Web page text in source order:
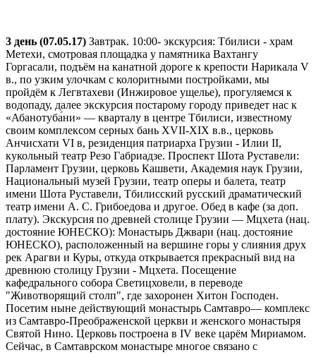
3 день (07.05.17) Завтрак. 10:00- экскурсия: Тбилиси - храм
Метехи, смотровая площадка у памятника Вахтангу
Горгасали, подъём на канатной дороге к крепости Нарикала V
в., по узким улочкам с колоритными постройками, мы
пройдём к Легвтахеви (Инжировое ущелье), прогуляемся к
водопаду, далее экскурсия постарому городу приведет нас к
«Абанотуба́ни» — кварталу в центре Тбилиси, известному
своим комплексом серных бань XVII-XIX в.в., церковь
Анчисхати VI в, резиденция патриарха Грузии - Илии II,
кукольный театр Резо Габриадзе. Проспект Шота Руставели:
Парламент Грузии, церковь Кашвети, Академия наук Грузии,
Национальный музей Грузии, театр оперы и балета, театр
имени Шота Руставели, Тбилисский русский драматический
театр имени А. С. Грибоедова и другое. Обед в кафе (за доп.
плату). Экскурсия по древней столице Грузии — Мцхета (нац.
достояние ЮНЕСКО): Монастырь Джвари (нац. достояние
ЮНЕСКО), расположенный на вершине горы у слияния друх
рек Арагви и Куры, откуда открывается прекрасный вид на
древнюю столицу Грузии - Мцхета. Посещение
кафедрального собора Светицховели, в переводе
"Животворящий столп", где захоронен Хитон Господен.
Посетим ныне действующий монастырь Самтавро— комплекс
из Самтавро-Преображенской церкви и женского монастыря
Святой Нино. Церковь построена в IV веке царём Мириамом.
Сейчас, в Самтаврском монастыре многое связано с